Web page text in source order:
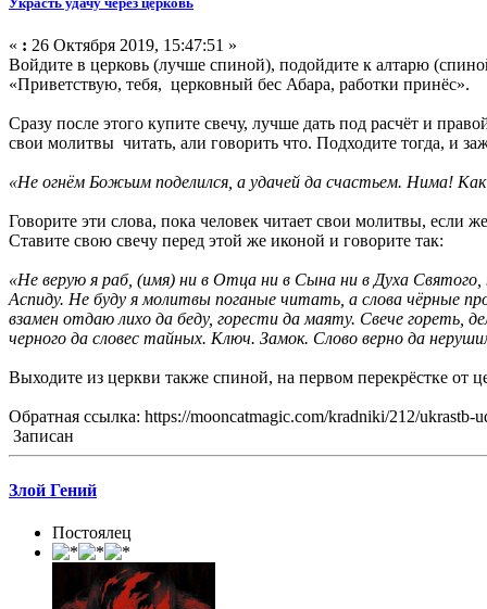
« : 26 Октября 2019, 15:47:51 »
Войдите в церковь (лучше спиной), подойдите к алтарю
«Приветствую, тебя, церковный бес Абара, работки принёс».
Сразу после этого купите свечу, лучше дать под расчёт и
свои молитвы читать, али говорить что. Подходите тогда, и
«Не огнём Божьим поделился, а удачей да счастьем. Нима!
Говорите эти слова, пока человек читает свои молитвы, если
Ставите свою свечу перед этой же иконой и говорите так:
«Не верую я раб, (имя) ни в Отца ни в Сына ни в Духа Святого,
Аспиду. Не буду я молитвы поганые читать, а слова чёрные
взамен отдаю лихо да беду, горести да маяту. Свече гореть,
черного да словес тайных. Ключ. Замок. Слово верно да
Выходите из церкви также спиной, на первом перекрёстке от
Обратная ссылка: https://mooncatmagic.com/kradniki/212/ukrastb-
Записан
Злой Гений
Постоялец